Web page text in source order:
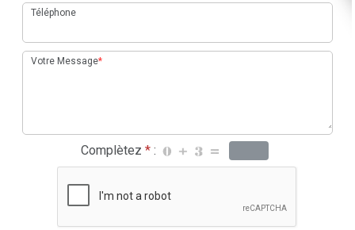
Téléphone
Votre Message*
Complètez *: